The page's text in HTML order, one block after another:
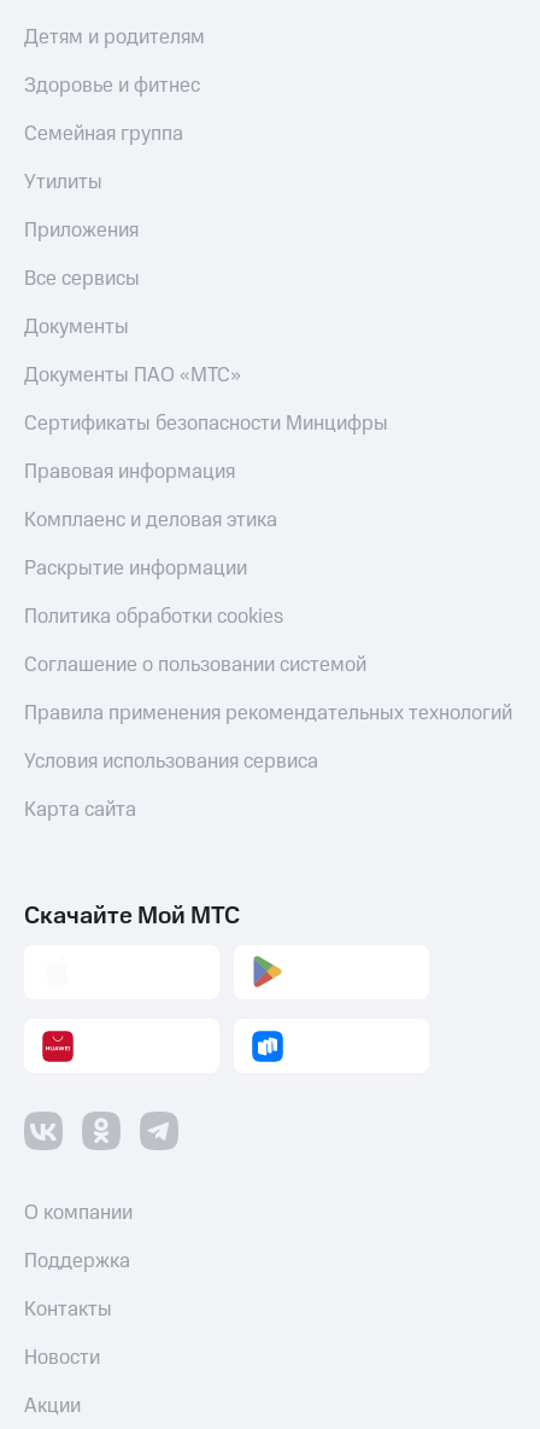
Детям и родителям
Здоровье и фитнес
Семейная группа
Утилиты
Приложения
Все сервисы
Документы
Документы ПАО «МТС»
Сертификаты безопасности Минцифры
Правовая информация
Комплаенс и деловая этика
Раскрытие информации
Политика обработки cookies
Соглашение о пользовании системой
Правила применения рекомендательных технологий
Условия использования сервиса
Карта сайта
Скачайте Мой МТС
О компании
Поддержка
Контакты
Новости
Акции